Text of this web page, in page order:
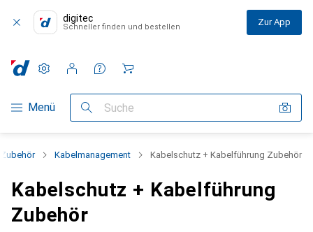
digitec
Schneller finden und bestellen Zur App
Navigation nach Kategorien
Menü Suche
Einstellungen
Kundenkonto
Vergleichslisten
Merklisten
Warenkorb
Kabelmanagement Kabelschutz + Kabelführung Zubehör
Kabelschutz + Kabelführung
Zubehör